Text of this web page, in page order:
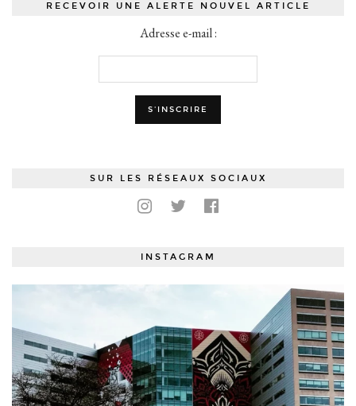
RECEVOIR UNE ALERTE NOUVEL ARTICLE
Adresse e-mail :
SUR LES RÉSEAUX SOCIAUX
INSTAGRAM